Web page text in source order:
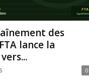
des
lance la
0